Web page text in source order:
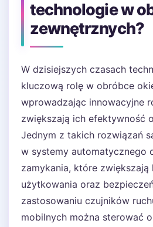
technologie w
zewnętrznych?
W dzisiejszych czasach
kluczową rolę w obróbce
wprowadzając innowacyjne
zwiększają ich efektywność
Jednym z takich rozwiązań
w systemy automatycznego
zamykania, które
użytkowania oraz
zastosowaniu czujników
mobilnych można sterować